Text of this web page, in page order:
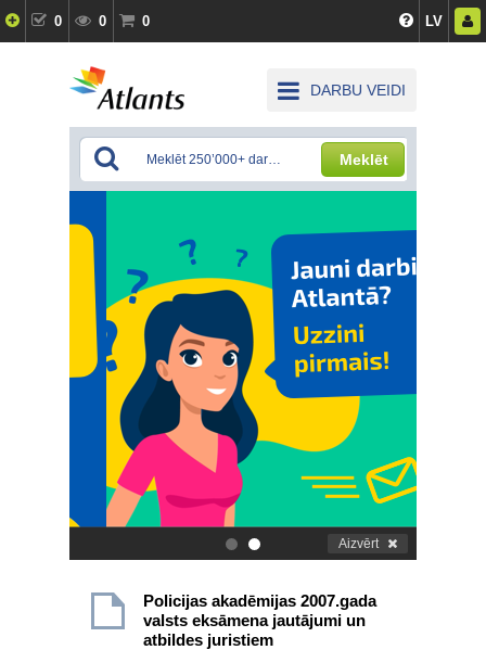
0 0 0 LV
DARBU VEIDI
Meklēt
. Aizvērt
Policijas akadēmijas 2007.gada
valsts eksāmena jautājumi un
atbildes juristiem